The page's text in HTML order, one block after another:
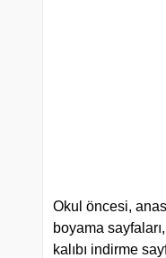
Okul öncesi,
boyama
kalıbı indirme